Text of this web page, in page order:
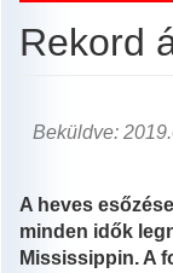
Rekord
Beküldve:
A heves
minden idők
Mississippin. A